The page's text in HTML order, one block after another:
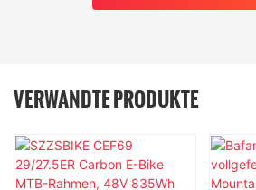
VERWANDTE PRODUKTE